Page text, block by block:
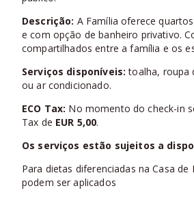
Descrição: A Família oferece
e com opção de banheiro privativo.
compartilhados entre a família e os
Serviços disponíveis:toalha, roupa
ou ar condicionado.
ECO Tax: No momento do check-in
Tax de EUR 5,00.
Os serviços estão sujeitos a
Para dietas diferenciadas na Casa de
podem ser aplicados